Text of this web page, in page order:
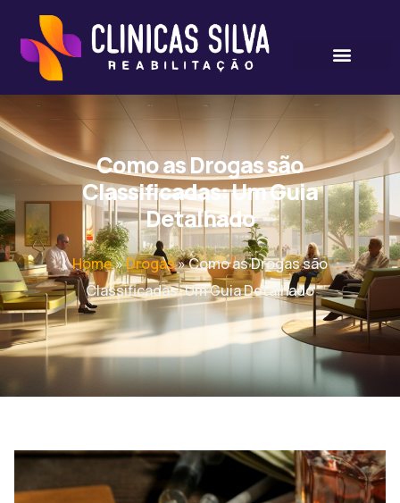
Como as Drogas são
Classificadas: Um Guia
Detalhado
Home»Drogas»Como as Drogas são
Classificadas: Um Guia Detalhado